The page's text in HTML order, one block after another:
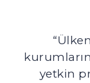
yetkin